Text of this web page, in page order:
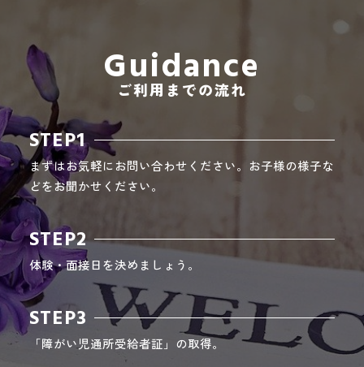
Guidance
ご利用までの流れ
STEP1
まずはお気軽にお問い合わせください。お子様の様子な
どをお聞かせください。
STEP2
体験・面接日を決めましょう。
STEP3
「障がい児通所受給者証」の取得。